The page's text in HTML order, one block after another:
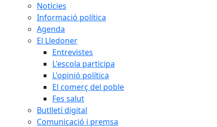
Notícies
Informació política
Agenda
El Lledoner
Entrevistes
L'escola participa
L'opinió política
El comerç del poble
Fes salut
Butlletí digital
Comunicació i premsa